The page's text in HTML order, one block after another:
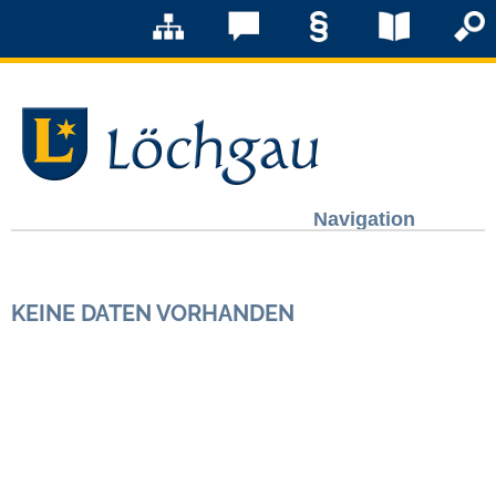
Navigation
Grußwort Bürgermeister
KEINE DATEN VORHANDEN